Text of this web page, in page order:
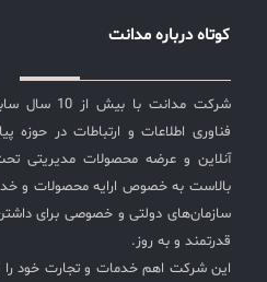
کوتاه درباره مدانت
شرکت مدانت
آنلاین و عرضه محصولات مدیریتی
بالاست به خصوص ارایه محصولات و
سازمان‌های دولتی و خصوصی برای
قدرتمند و به روز.
این شرکت اهم خدمات و تجارت خود